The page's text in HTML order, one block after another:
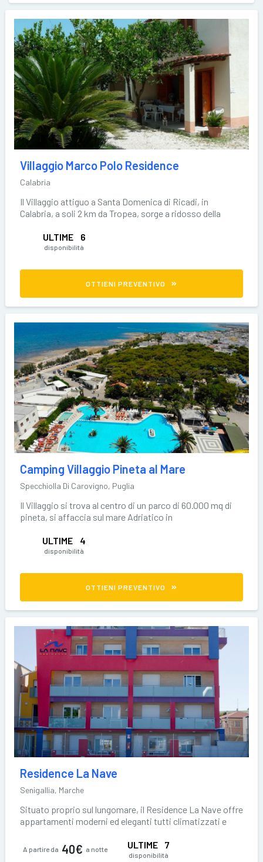
Villaggio Marco Polo Residence
Calabria
Il Villaggio attiguo a Santa Domenica di Ricadi, in
Calabria, a soli 2 km da Tropea, sorge a ridosso della
ULTIME 6
disponibilità
OTTIENI PREVENTIVO
Camping Villaggio Pineta al Mare
Specchiolla Di Carovigno, Puglia
Il Villaggio si trova al centro di un parco di 60.000 mq di
pineta, si affaccia sul mare Adriatico in
ULTIME 4
disponibilità
OTTIENI PREVENTIVO
Residence La Nave
Senigallia, Marche
Situato proprio sul lungomare, il Residence La Nave offre
appartamenti moderni ed eleganti tutti climatizzati e
A partire da 40€ a notte ULTIME 7
disponibilità